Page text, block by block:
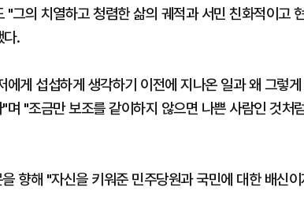
"그의 치열하고 청렴한 삶의 궤적과 서민 친화적이고
다.
에게 섭섭하게 생각하기 이전에 지나온 일과 왜 그렇
며 "조금만 보조를 같이하지 않으면 나쁜 사람인 것처
향해 "자신을 키워준 민주당원과 국민에 대한 배신